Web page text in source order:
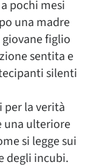
pochi mesi
una madre
figlio
sentita e
silenti
per la verità
una ulteriore
si legge sui
degli incubi.